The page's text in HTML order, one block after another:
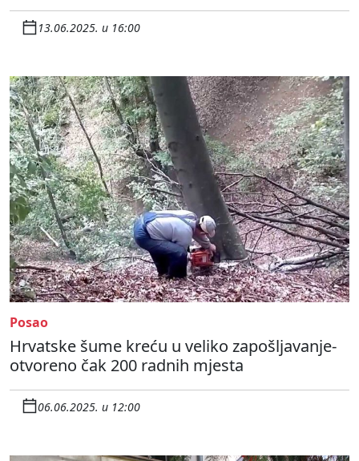
13.06.2025. u 16:00
Posao
Hrvatske šume kreću u veliko zapošljavanje-
otvoreno čak 200 radnih mjesta
06.06.2025. u 12:00